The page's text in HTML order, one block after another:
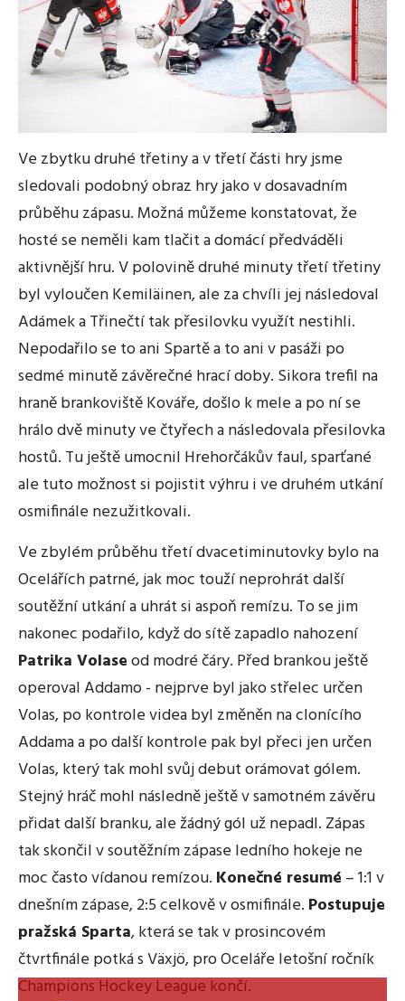
Ve zbytku druhé třetiny a v třetí části hry jsme
sledovali podobný obraz hry jako v dosavadním
průběhu zápasu. Možná můžeme konstatovat, že
hosté se neměli kam tlačit a domácí předváděli
aktivnější hru. V polovině druhé minuty třetí třetiny
byl vyloučen Kemiläinen, ale za chvíli jej následoval
Adámek a Třinečtí tak přesilovku využít nestihli.
Nepodařilo se to ani Spartě a to ani v pasáži po
sedmé minutě závěrečné hrací doby. Sikora trefil na
hraně brankoviště Kováře, došlo k mele a po ní se
hrálo dvě minuty ve čtyřech a následovala přesilovka
hostů. Tu ještě umocnil Hrehorčákův faul, sparťané
ale tuto možnost si pojistit výhru i ve druhém utkání
osmifinále nezužitkovali.
Ve zbylém průběhu třetí dvacetiminutovky bylo na
Ocelářích patrné, jak moc touží neprohrát další
soutěžní utkání a uhrát si aspoň remízu. To se jim
nakonec podařilo, když do sítě zapadlo nahození
Patrika Volaseod modré čáry. Před brankou ještě
operoval Addamo - nejprve byl jako střelec určen
Volas, po kontrole videa byl změněn na clonícího
Addama a po další kontrole pak byl přeci jen určen
Volas, který tak mohl svůj debut orámovat gólem.
Stejný hráč mohl následně ještě v samotném závěru
přidat další branku, ale žádný gól už nepadl. Zápas
tak skončil v soutěžním zápase ledního hokeje ne
moc často vídanou remízou. Konečné resumé – 1:1 v
dnešním zápase, 2:5 celkově v osmifinále. Postupuje
pražská Sparta, která se tak v prosincovém
čtvrtfinále potká s Växjö, pro Oceláře letošní ročník
Champions Hockey League končí.